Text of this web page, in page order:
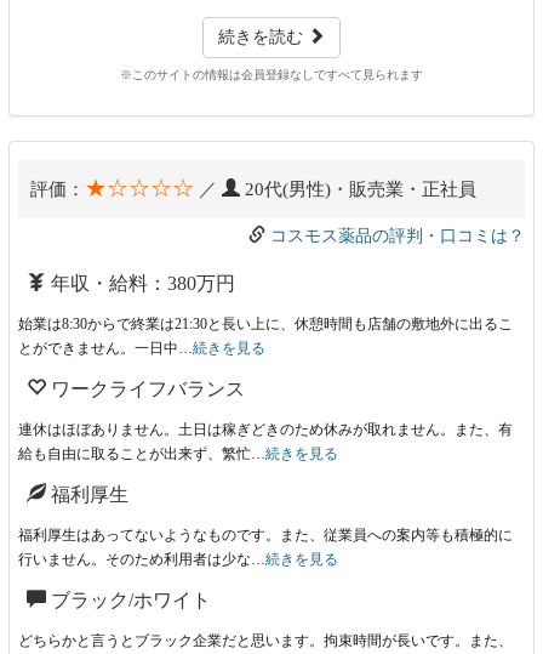
続きを読む
※このサイトの情報は会員登録なしですべて見られます
評価： ★☆☆☆☆ ／ 20代(男性)・販売業・正社員
コスモス薬品の評判・口コミは？
年収・給料：380万円
始業は8:30からで終業は21:30と長い上に、休憩時間も店舗の敷地外に出るこ
とができません。一日中… 続きを見る
ワークライフバランス
連休はほぼありません。土日は稼ぎどきのため休みが取れません。また、有
給も自由に取ることが出来ず、繁忙… 続きを見る
福利厚生
福利厚生はあってないようなものです。また、従業員への案内等も積極的に
行いません。そのため利用者は少な… 続きを見る
ブラック/ホワイト
どちらかと言うとブラック企業だと思います。拘束時間が長いです。また、